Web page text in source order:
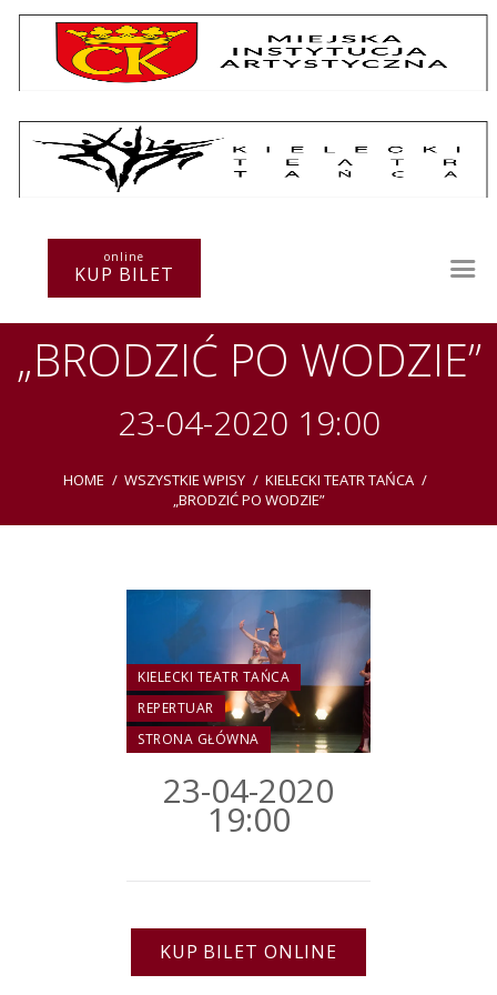
online
KUP BILET
„BRODZIĆ PO WODZIE”
23-04-2020 19:00
HOME WSZYSTKIE WPISY
KIELECKI TEATR TAŃCA
„BRODZIĆ PO WODZIE”
Repertuar
Teatr / Zespół
Przestrzenie Sztuki
Festiwal
Kurs instruktorski
Sprawozdania
KIELECKI TEATR TAŃCA
REPERTUAR
STRONA GŁÓWNA
23-04-2020
19:00
KUP BILET ONLINE